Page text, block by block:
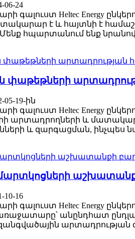
06-24
գալուստ Heltec Energy
է և հայտնի է
հպարտանում ենք
05-19-ին
գալուստ Heltec Energy
արտադրողների և
և զարգացման, ինչպես
աշխատանքի
10-16
գալուստ Heltec Energy
անընդհատ
արտադրության